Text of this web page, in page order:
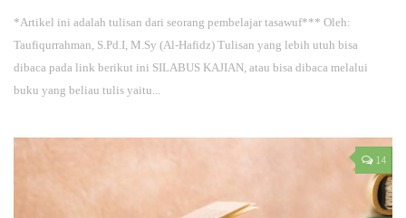
*Artikel ini adalah tulisan dari seorang pembelajar tasawuf*** Oleh:
Taufiqurrahman, S.Pd.I, M.Sy (Al-Hafidz) Tulisan yang lebih utuh bisa
dibaca pada link berikut ini SILABUS KAJIAN, atau bisa dibaca melalui
buku yang beliau tulis yaitu...
14